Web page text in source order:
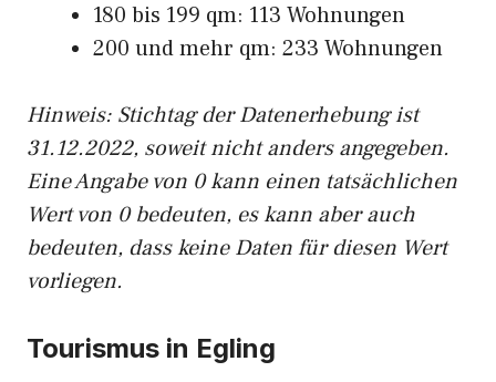
180 bis 199 qm: 113 Wohnungen
200 und mehr qm: 233 Wohnungen
Hinweis: Stichtag der Datenerhebung ist
31.12.2022, soweit nicht anders angegeben.
Eine Angabe von 0 kann einen tatsächlichen
Wert von 0 bedeuten, es kann aber auch
bedeuten, dass keine Daten für diesen Wert
vorliegen.
Tourismus in Egling